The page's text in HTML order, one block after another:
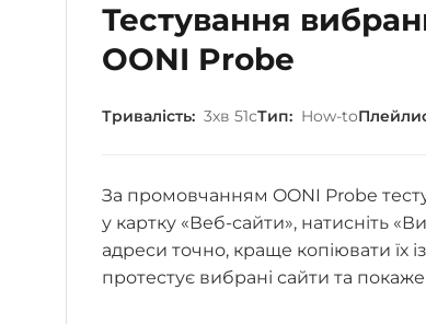
Тестування
OONI Probe
Тривалість: 3хв 51сТип: How-to
За промовчанням OONI Probe
у картку «Веб-сайти», натисніть
адреси точно, краще копіювати їх
протестує вибрані сайти та